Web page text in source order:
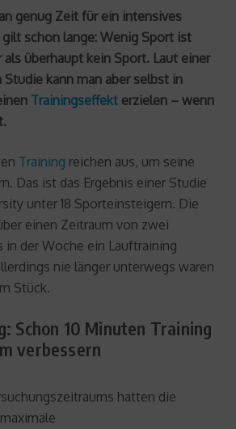
genug Zeit für ein intensives
schon lange: Wenig Sport ist
überhaupt kein Sport. Laut einer
Studie kann man aber selbst in
Trainingseffekt erzielen – wenn
Training reichen aus, um seine
Das ist das Ergebnis einer Studie
unter 18 Sporteinsteigern. Die
einen Zeitraum von zwei
in der Woche ein Lauftraining
nie länger unterwegs waren
Stück.
Schon 10 Minuten Training
verbessern
hatten die